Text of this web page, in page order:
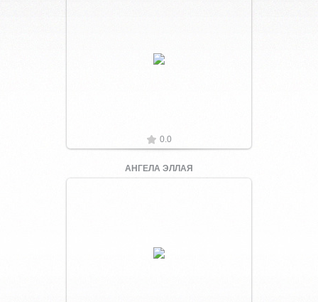
Увеличить
0.0
АНГЕЛА ЭЛЛАЯ
Увеличить